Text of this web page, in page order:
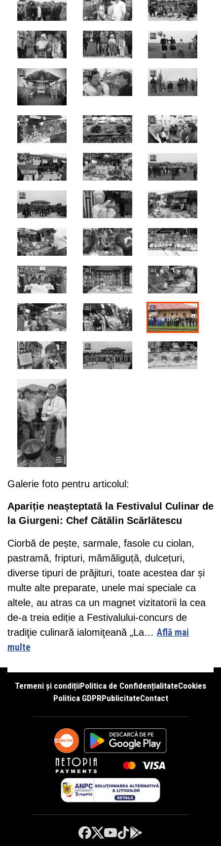
Galerie foto pentru articolul:
Apariție neașteptată la Festivalul Culinar de
la Giurgeni: Chef Cătălin Scărlătescu
Ciorbă de pește, sarmale, fasole cu ciolan,
pastramă, fripturi, mămăliguță, dulcețuri,
diverse tipuri de prăjituri, toate acestea dar și
multe alte preparate, unele mai speciale ca
altele, au atras ca un magnet vizitatorii la cea
de-a treia ediție a Festivalului-concurs de
tradiţie culinară ialomiţeană „La… Află mai
multe
Termeni și condițiiPolitica de ConfidențialitateCookies
Politica GDPRPublicitateContact